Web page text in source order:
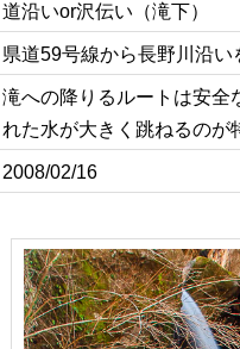
道沿いor沢伝い（滝下）
県道59号線から長野川沿い
滝への降りるルートは安全
れた水が大きく跳ねるのが
2008/02/16